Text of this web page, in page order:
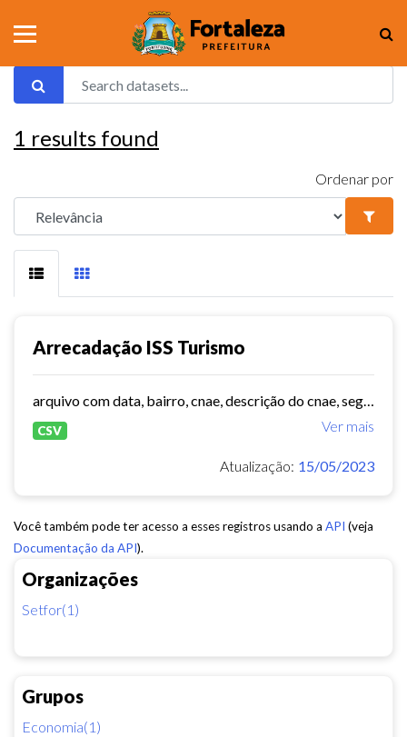
Organizações
Setfor(1)
Grupos
Economia(1)
1 results found
Ordenar por
Arrecadação ISS Turismo
Ver mais
CSV
Atualização: 15/05/2023
Você também pode ter acesso a esses registros usando a API (veja
Documentação da API).